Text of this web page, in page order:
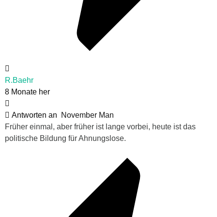
R.Baehr
8 Monate her
Antworten an
November Man
Früher einmal, aber früher ist lange vorbei, heute ist das
politische Bildung für Ahnungslose.